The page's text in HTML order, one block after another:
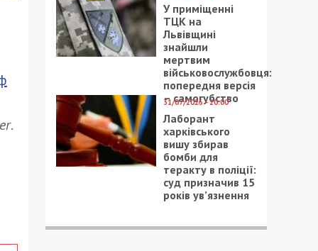
.
У приміщенні
ТЦК на
Львівщині
знайшли
мертвим
військовослужбовця:
попередня версія
– самогубство
31/07/2026 - 20:00
Лаборант
харківського
вишу збирав
бомби для
теракту в поліції:
суд призначив 15
років ув’язнення